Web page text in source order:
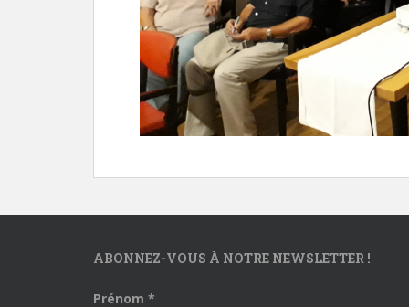
ABONNEZ-VOUS À NOTRE NEWSLETTER !
Prénom *